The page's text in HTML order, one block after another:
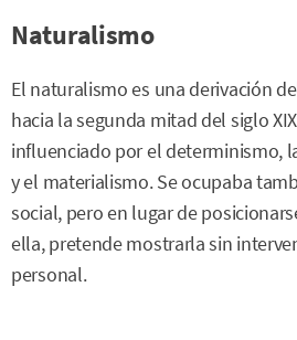
Naturalismo
El naturalismo es una derivación
hacia la segunda mitad del siglo
influenciado por el determinismo,
y el materialismo. Se ocupaba
social, pero en lugar de
ella, pretende mostrarla sin
personal.